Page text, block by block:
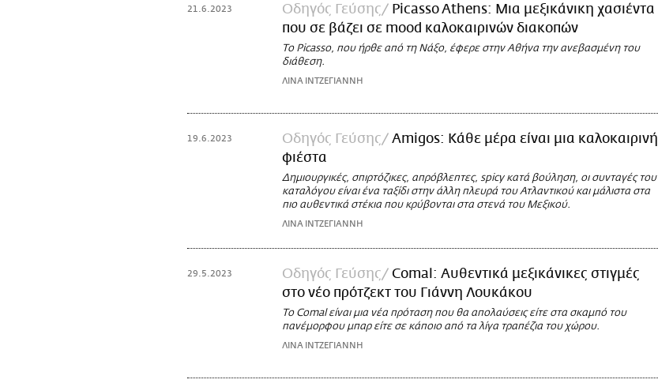
21.6.2023 Οδηγός Γεύσης
Picasso Athens: Μια μεξικάνικη χασιέντα
που σε βάζει σε mood καλοκαιρινών διακοπών
Το Picasso, που ήρθε από τη Νάξο, έφερε στην Αθήνα την ανεβασμένη του
διάθεση.
ΛΙΝΑ ΙΝΤΖΕΓΙΑΝΝΗ
19.6.2023 Οδηγός Γεύσης
Amigos: Κάθε μέρα είναι μια καλοκαιρινή
φιέστα
Δημιουργικές, σπιρτόζικες, απρόβλεπτες, spicy κατά βούληση, οι συνταγές του
καταλόγου είναι ένα ταξίδι στην άλλη πλευρά του Ατλαντικού και μάλιστα στα
πιο αυθεντικά στέκια που κρύβονται στα στενά του Μεξικού.
ΛΙΝΑ ΙΝΤΖΕΓΙΑΝΝΗ
29.5.2023 Οδηγός Γεύσης
Comal: Αυθεντικά μεξικάνικες στιγμές
στο νέο πρότζεκτ του Γιάννη Λουκάκου
Το Comal είναι μια νέα πρόταση που θα απολαύσεις είτε στα σκαμπό του
πανέμορφου μπαρ είτε σε κάποιο από τα λίγα τραπέζια του χώρου.
ΛΙΝΑ ΙΝΤΖΕΓΙΑΝΝΗ